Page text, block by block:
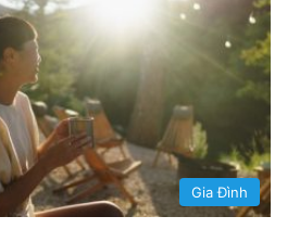
Gia Đình